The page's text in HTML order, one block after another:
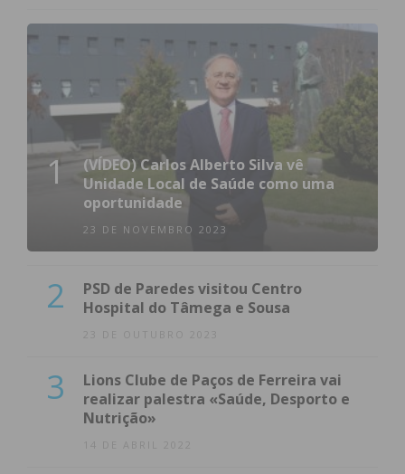
1
(VÍDEO) Carlos Alberto Silva vê
Unidade Local de Saúde como uma
oportunidade
23 DE NOVEMBRO 2023
2
PSD de Paredes visitou Centro
Hospital do Tâmega e Sousa
23 DE OUTUBRO 2023
3
Lions Clube de Paços de Ferreira vai
realizar palestra «Saúde, Desporto e
Nutrição»
14 DE ABRIL 2022